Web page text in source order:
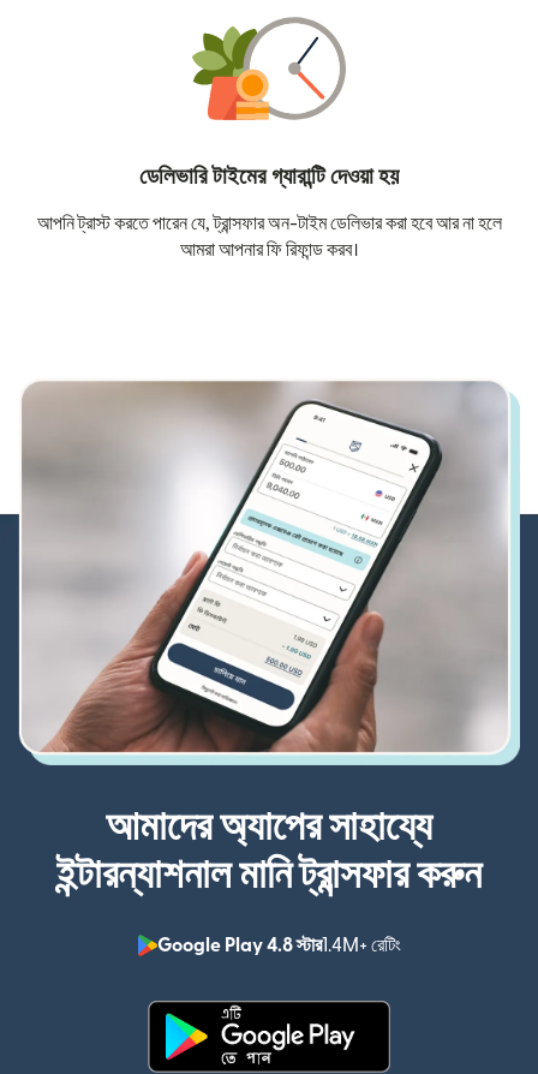
ডেলিভারি টাইমের গ্যারান্টি দেওয়া হয়
আপনি ট্রাস্ট করতে পারেন যে, ট্রান্সফার অন-টাইম ডেলিভার করা হবে আর না হলে
আমরা আপনার ফি রিফান্ড করব।
আমাদের অ্যাপের সাহায্যে
ইন্টারন্যাশনাল মানি ট্রান্সফার করুন
Google Play 4.8 স্টার1.4M+ রেটিং